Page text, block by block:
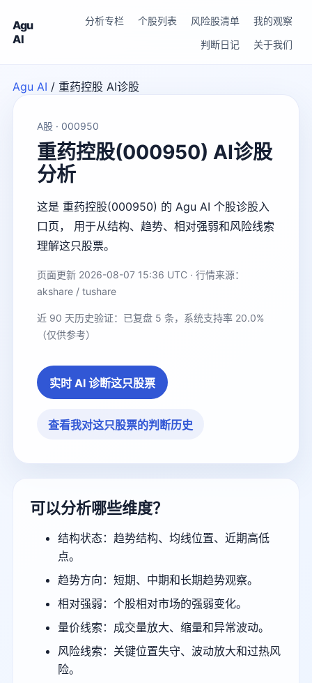
Agu
AI
分析专栏 个股列表 风险股清单
我的观察
判断日记
关于我们
Agu AI / 重药控股 AI诊股
A股 · 000950
重药控股(000950) AI诊股
分析
这是 重药控股(000950) 的 Agu AI 个股诊股入
口页， 用于从结构、趋势、相对强弱和风险线索
理解这只股票。
页面更新 2026-08-07 15:36 UTC · 行情来源：
akshare / tushare
近 90 天历史验证：已复盘 5 条，系统支持率 20.0%
（仅供参考）
实时 AI 诊断这只股票
查看我对这只股票的判断历史
可以分析哪些维度？
结构状态：趋势结构、均线位置、近期高低
点。
趋势方向：短期、中期和长期趋势观察。
相对强弱：个股相对市场的强弱变化。
量价线索：成交量放大、缩量和异常波动。
风险线索：关键位置失守、波动放大和过热风
险。